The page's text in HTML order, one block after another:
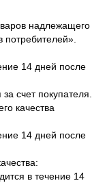
надлежащего
потребителей».
14 дней после
счет покупателя.
качества
14 дней после
в течение 14